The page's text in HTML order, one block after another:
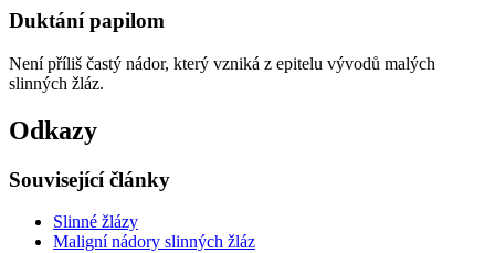
Duktání papilom
Není příliš častý nádor, který vzniká z epitelu vývodů malých
slinných žláz.
Odkazy
Související články
Slinné žlázy
Maligní nádory slinných žláz